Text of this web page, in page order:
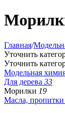
Главная/
Уточнить
Уточнить
Модельная
Для дерева 33
Морилки 19
Масла, пропитки